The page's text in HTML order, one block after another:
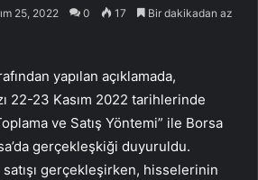
25, 2022 0 17 Bir dakikadan az
yapılan açıklamada,
22-23 Kasım 2022 tarihlerinde
ve Satış Yöntemi” ile Borsa
gerçekleşkiği duyuruldu.
gerçekleşirken, hisselerinin